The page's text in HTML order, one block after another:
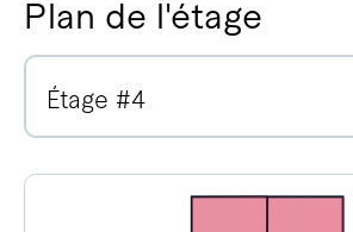
Plan de l'étage
Étage #4